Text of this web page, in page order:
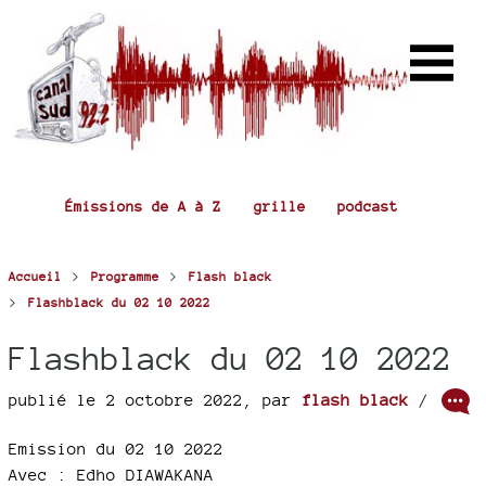
Émissions de A à Z grille podcast
Accueil > Programme > Flash black
> Flashblack du 02 10 2022
Flashblack du 02 10 2022
publié le 2 octobre 2022 par flash black /
Emission du 02 10 2022
Avec : Edho DIAWAKANA